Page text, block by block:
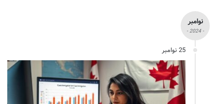
نوامبر
- 2024 -
25 نوامبر